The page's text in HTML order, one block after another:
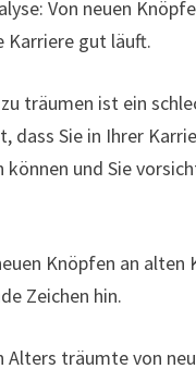
Von neuen
Karriere gut läuft.
träumen ist ein
dass Sie in Ihrer
können und Sie
Knöpfen an alten
Zeichen hin.
Alters träumte von